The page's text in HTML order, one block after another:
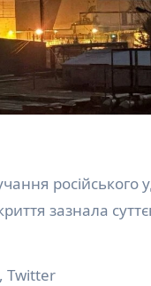
зазнала
Twitter